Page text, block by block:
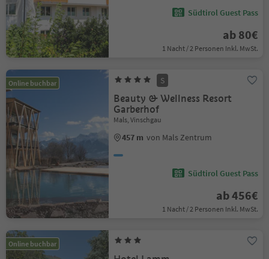
Südtirol Guest Pass
ab 80€
1 Nacht / 2 Personen Inkl. MwSt.
Online buchbar S
Beauty & Wellness Resort
Garberhof
Mals, Vinschgau
457 m von Mals Zentrum
Südtirol Guest Pass
ab 456€
1 Nacht / 2 Personen Inkl. MwSt.
Online buchbar